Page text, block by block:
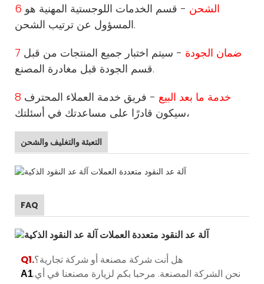
6 الشحن - قسم الخدمات اللوجستية المهنية هو
المسؤول عن ترتيب الشحن.
7 ضمان الجودة - سيتم اختبار جميع المنتجات من قبل
قسم الجودة قبل مغادرة المصنع.
8 خدمة ما بعد البيع - فريق خدمة العملاء المحترف
سيكون قادرًا على مساعدتك في أسئلتك،
التعبئة والتغليف والشحن
FAQ
Q1.هل أنت شركة مصنعة أو شركة تجارية؟
A1.نحن الشركة المصنعة. مرحبا بكم لزيارة مصنعنا في أي